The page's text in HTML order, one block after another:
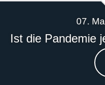
07.
Ist die Pandemie